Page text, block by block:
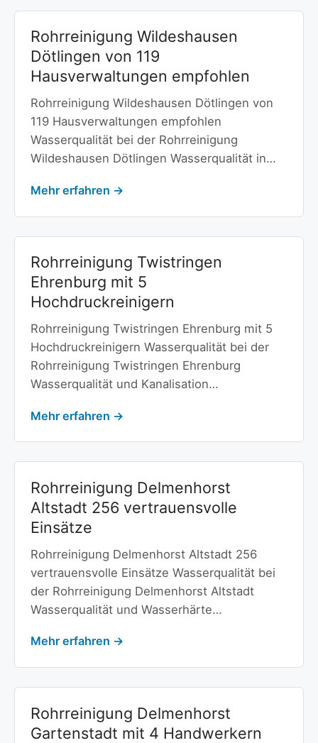
Rohrreinigung Wildeshausen
Dötlingen von 119
Hausverwaltungen empfohlen
Rohrreinigung Wildeshausen Dötlingen von
119 Hausverwaltungen empfohlen
Wasserqualität bei der Rohrreinigung
Wildeshausen Dötlingen Wasserqualität in…
Mehr erfahren →
Rohrreinigung Twistringen
Ehrenburg mit 5
Hochdruckreinigern
Rohrreinigung Twistringen Ehrenburg mit 5
Hochdruckreinigern Wasserqualität bei der
Rohrreinigung Twistringen Ehrenburg
Wasserqualität und Kanalisation…
Mehr erfahren →
Rohrreinigung Delmenhorst
Altstadt 256 vertrauensvolle
Einsätze
Rohrreinigung Delmenhorst Altstadt 256
vertrauensvolle Einsätze Wasserqualität bei
der Rohrreinigung Delmenhorst Altstadt
Wasserqualität und Wasserhärte…
Mehr erfahren →
Rohrreinigung Delmenhorst
Gartenstadt mit 4 Handwerkern